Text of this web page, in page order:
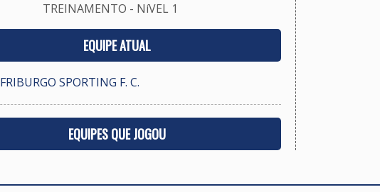
TREINAMENTO - NíVEL 1
EQUIPE ATUAL
FRIBURGO SPORTING F. C.
EQUIPES QUE JOGOU